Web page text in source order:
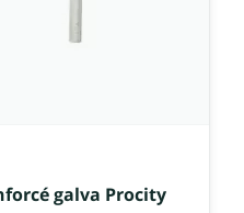
galva Procity